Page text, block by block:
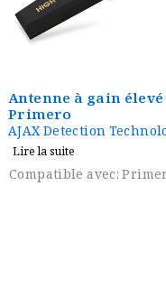
Antennes
AJAX
Compatible